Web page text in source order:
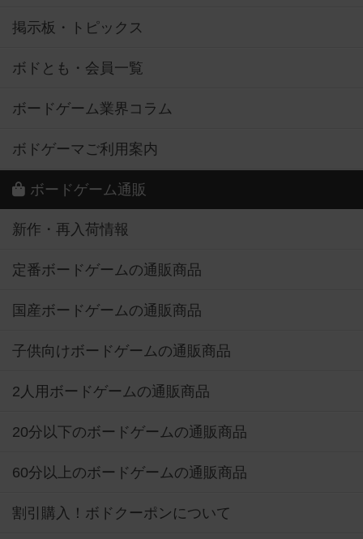
掲示板・トピックス
ボドとも・会員一覧
ボードゲーム業界コラム
ボドゲーマご利用案内
ボードゲーム通販
新作・再入荷情報
定番ボードゲームの通販商品
国産ボードゲームの通販商品
子供向けボードゲームの通販商品
2人用ボードゲームの通販商品
20分以下のボードゲームの通販商品
60分以上のボードゲームの通販商品
割引購入！ボドクーポンについて